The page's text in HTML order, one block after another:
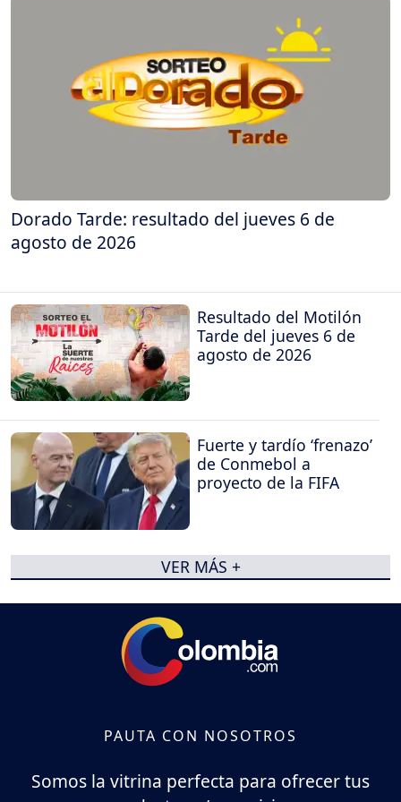
Dorado Tarde: resultado del jueves 6 de
agosto de 2026
Resultado del Motilón
Tarde del jueves 6 de
agosto de 2026
Fuerte y tardío ‘frenazo’
de Conmebol a
proyecto de la FIFA
VER MÁS +
PAUTA CON NOSOTROS
Somos la vitrina perfecta para ofrecer tus